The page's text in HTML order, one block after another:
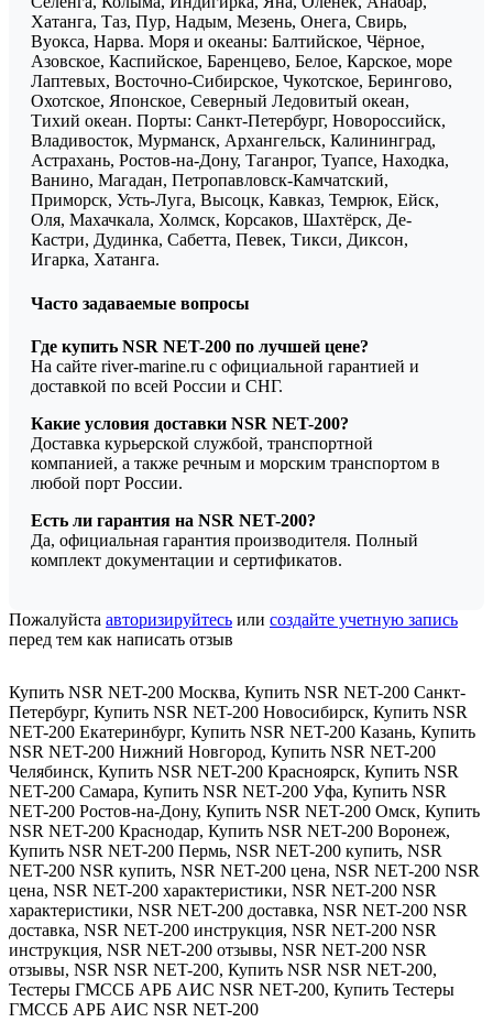
Хатанга, Таз, Пур, Надым, Мезень, Онега, Свирь,
Вуокса, Нарва. Моря и океаны: Балтийское, Чёрное,
Азовское, Каспийское, Баренцево, Белое, Карское, море
Лаптевых, Восточно-Сибирское, Чукотское, Берингово,
Охотское, Японское, Северный Ледовитый океан,
Тихий океан. Порты: Санкт-Петербург, Новороссийск,
Владивосток, Мурманск, Архангельск, Калининград,
Астрахань, Ростов-на-Дону, Таганрог, Туапсе, Находка,
Ванино, Магадан, Петропавловск-Камчатский,
Приморск, Усть-Луга, Высоцк, Кавказ, Темрюк, Ейск,
Оля, Махачкала, Холмск, Корсаков, Шахтёрск, Де-
Кастри, Дудинка, Сабетта, Певек, Тикси, Диксон,
Игарка, Хатанга.
Часто задаваемые вопросы
Где купить NSR NET-200 по лучшей цене?
На сайте river-marine.ru с официальной гарантией и
доставкой по всей России и СНГ.
Какие условия доставки NSR NET-200?
Доставка курьерской службой, транспортной
компанией, а также речным и морским транспортом в
любой порт России.
Есть ли гарантия на NSR NET-200?
Да, официальная гарантия производителя. Полный
комплект документации и сертификатов.
Пожалуйста авторизируйтесь или создайте учетную запись
перед тем как написать отзыв
Купить NSR NET-200 Москва, Купить NSR NET-200 Санкт-
Петербург, Купить NSR NET-200 Новосибирск, Купить NSR
NET-200 Екатеринбург, Купить NSR NET-200 Казань, Купить
NSR NET-200 Нижний Новгород, Купить NSR NET-200
Челябинск, Купить NSR NET-200 Красноярск, Купить NSR
NET-200 Самара, Купить NSR NET-200 Уфа, Купить NSR
NET-200 Ростов-на-Дону, Купить NSR NET-200 Омск, Купить
NSR NET-200 Краснодар, Купить NSR NET-200 Воронеж,
Купить NSR NET-200 Пермь, NSR NET-200 купить, NSR
NET-200 NSR купить, NSR NET-200 цена, NSR NET-200 NSR
цена, NSR NET-200 характеристики, NSR NET-200 NSR
характеристики, NSR NET-200 доставка, NSR NET-200 NSR
доставка, NSR NET-200 инструкция, NSR NET-200 NSR
инструкция, NSR NET-200 отзывы, NSR NET-200 NSR
отзывы, NSR NSR NET-200, Купить NSR NSR NET-200,
Тестеры ГМССБ АРБ АИС NSR NET-200, Купить Тестеры
ГМССБ АРБ АИС NSR NET-200